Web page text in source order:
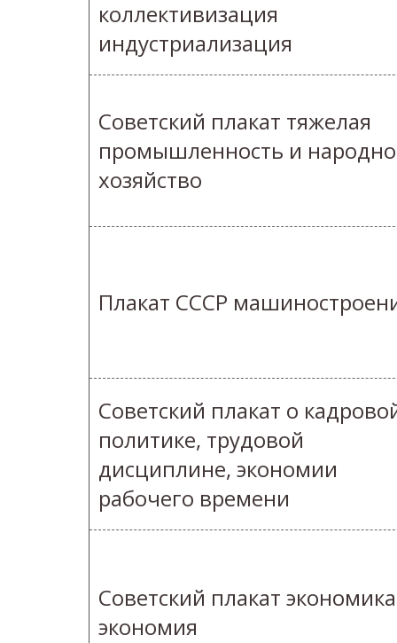
коллективизация
индустриализация
Советский плакат тяжелая
промышленность и
хозяйство
Плакат СССР
Советский плакат о
политике, трудовой
дисциплине, экономии
рабочего времени
Советский плакат
экономия